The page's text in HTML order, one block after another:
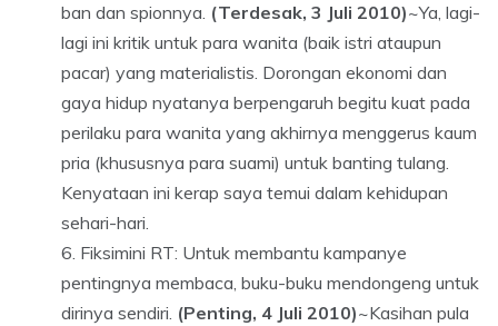
ban dan spionnya. (Terdesak, 3 Juli 2010)~Ya, lagi-
lagi ini kritik untuk para wanita (baik istri ataupun
pacar) yang materialistis. Dorongan ekonomi dan
gaya hidup nyatanya berpengaruh begitu kuat pada
perilaku para wanita yang akhirnya menggerus kaum
pria (khususnya para suami) untuk banting tulang.
Kenyataan ini kerap saya temui dalam kehidupan
sehari-hari.
Fiksimini RT: Untuk membantu kampanye
pentingnya membaca, buku-buku mendongeng untuk
dirinya sendiri. (Penting, 4 Juli 2010)~Kasihan pula